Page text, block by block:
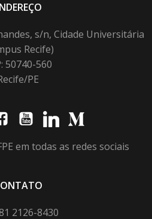
s/n, Cidade Universitária
Recife)
50740-560
PE
em todas as redes sociais
2126-8430